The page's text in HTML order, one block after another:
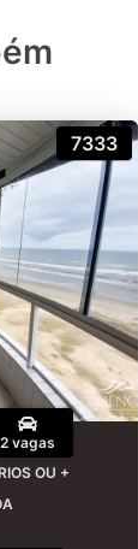
7333
2 vagas
OU +